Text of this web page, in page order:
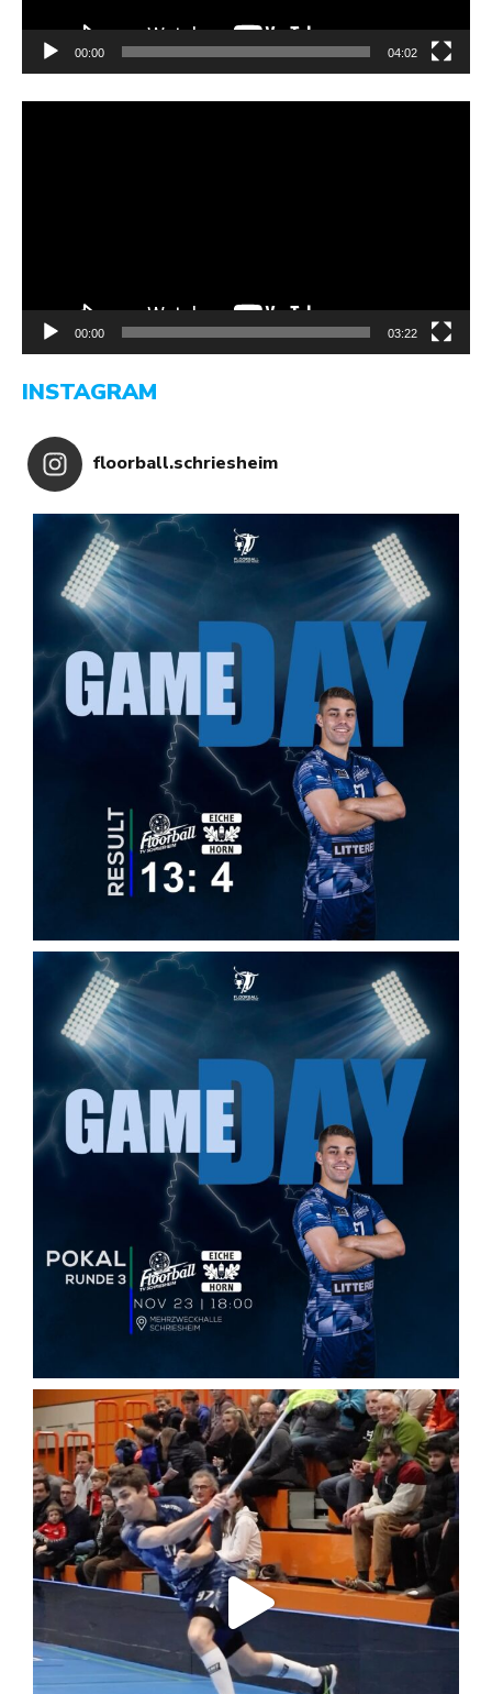
00:00 04:02
00:00 03:22
INSTAGRAM
floorball.schriesheim